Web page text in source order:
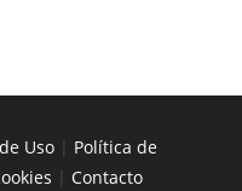
Uso| Política de
Contacto